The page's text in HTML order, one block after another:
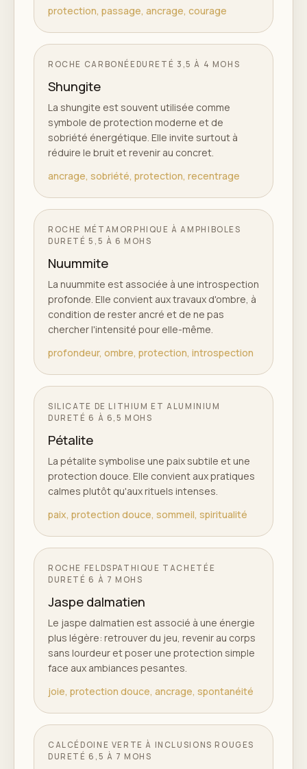
protection, passage, ancrage, courage
ROCHE CARBONÉE DURETÉ 3,5 À 4 MOHS
Shungite
La shungite est souvent utilisée comme
symbole de protection moderne et de
sobriété énergétique. Elle invite surtout à
réduire le bruit et revenir au concret.
ancrage, sobriété, protection, recentrage
ROCHE MÉTAMORPHIQUE À AMPHIBOLES
DURETÉ 5,5 À 6 MOHS
Nuummite
La nuummite est associée à une introspection
profonde. Elle convient aux travaux d'ombre, à
condition de rester ancré et de ne pas
chercher l'intensité pour elle-même.
profondeur, ombre, protection, introspection
SILICATE DE LITHIUM ET ALUMINIUM
DURETÉ 6 À 6,5 MOHS
Pétalite
La pétalite symbolise une paix subtile et une
protection douce. Elle convient aux pratiques
calmes plutôt qu'aux rituels intenses.
paix, protection douce, sommeil, spiritualité
ROCHE FELDSPATHIQUE TACHETÉE
DURETÉ 6 À 7 MOHS
Jaspe dalmatien
Le jaspe dalmatien est associé à une énergie
plus légère: retrouver du jeu, revenir au corps
sans lourdeur et poser une protection simple
face aux ambiances pesantes.
joie, protection douce, ancrage, spontanéité
CALCÉDOINE VERTE À INCLUSIONS ROUGES
DURETÉ 6,5 À 7 MOHS